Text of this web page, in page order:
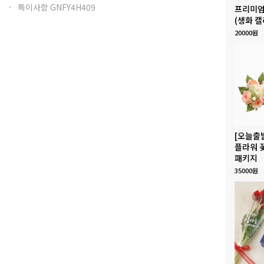
특이사항 GNFY4H409
프리미
(생화
20000원
[오늘출
플라워
패키지
35000원